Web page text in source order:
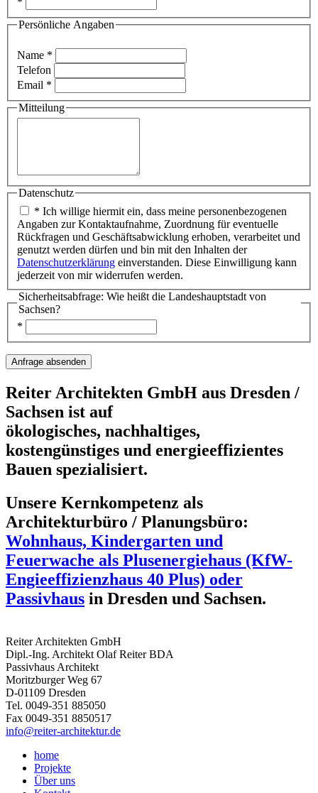
Persönliche Angaben
Name *
Telefon
Email *
Mitteilung
Datenschutz
* Ich willige hiermit ein, dass meine personenbezogenen
Angaben zur Kontaktaufnahme, Zuordnung für eventuelle
Rückfragen und Geschäftsabwicklung erhoben, verarbeitet und
genutzt werden dürfen und bin mit den Inhalten der
Datenschutzerklärung einverstanden. Diese Einwilligung kann
jederzeit von mir widerrufen werden.
Sicherheitsabfrage: Wie heißt die Landeshauptstadt von
Sachsen?
*
Reiter Architekten GmbH aus Dresden /
Sachsen ist auf
ökologisches, nachhaltiges,
kostengünstiges und energieeffizientes
Bauen spezialisiert.
Unsere Kernkompetenz als
Architekturbüro / Planungsbüro:
Wohnhaus, Kindergarten und
Feuerwache als Plusenergiehaus (KfW-
Engieeffizienzhaus 40 Plus) oder
Passivhaus in Dresden und Sachsen.
Reiter Architekten GmbH
Dipl.-Ing. Architekt Olaf Reiter BDA
Passivhaus Architekt
Moritzburger Weg 67
D-01109 Dresden
Tel. 0049-351 885050
Fax 0049-351 8850517
info@reiter-architektur.de
home
Projekte
Über uns